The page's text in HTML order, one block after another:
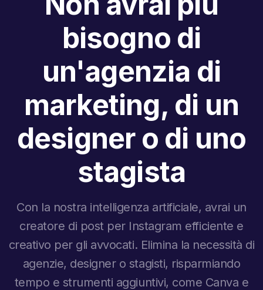
bisogno di
un'agenzia di
marketing, di un
designer o di uno
stagista
Con la nostra intelligenza artificiale, avrai un
creatore di post per Instagram efficiente e
creativo per gli avvocati. Elimina la necessità di
agenzie, designer o stagisti, risparmiando
tempo e strumenti aggiuntivi, come Canva e